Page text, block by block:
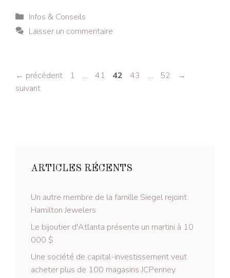
Catégories
Infos & Conseils
Laisser un commentaire
Navigation
des
← précédent Page
1 … Page
41 Page
42 Page
43 … Page
52
→
suivant
ARTICLES RÉCENTS
Un autre membre de la famille Siegel rejoint
Hamilton Jewelers
Le bijoutier d'Atlanta présente un martini à 10
000 $
Une société de capital-investissement veut
acheter plus de 100 magasins JCPenney